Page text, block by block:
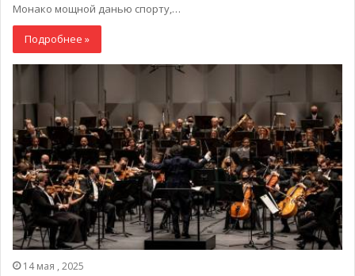
Монако мощной данью спорту,…
Подробнее »
14 мая , 2025